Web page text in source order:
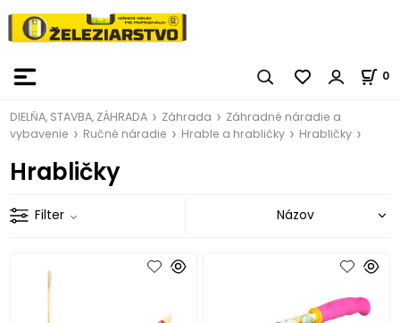
0
DIELŇA, STAVBA, ZÁHRADA Záhrada
Záhradné náradie a
vybavenie
Ručné náradie Hrable a hrabličky Hrabličky
Hrabličky
Filter